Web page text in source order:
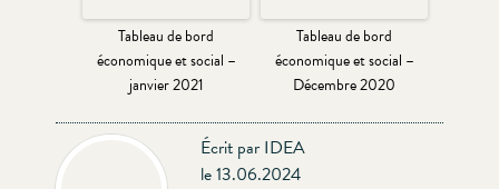
Tableau de bord
économique et social –
janvier 2021
Tableau de bord
économique et social –
Décembre 2020
Écrit par IDEA
le 13.06.2024